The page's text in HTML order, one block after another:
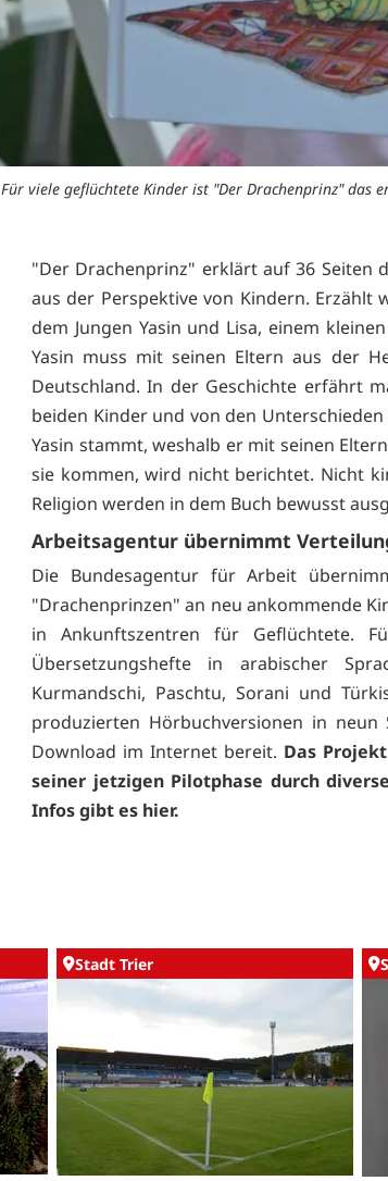
Für viele geflüchtete Kinder ist "Der Drachenprinz" das
"Der Drachenprinz" erklärt auf 36 Seiten
aus der Perspektive von Kindern. Erzählt
dem Jungen Yasin und Lisa, einem
Yasin muss mit seinen Eltern aus der
Deutschland. In der Geschichte erfährt
beiden Kinder und von den
Yasin stammt, weshalb er mit seinen
sie kommen, wird nicht berichtet. Nicht
Religion werden in dem Buch bewusst
Arbeitsagentur übernimmt
Die Bundesagentur für Arbeit
"Drachenprinzen" an neu ankommende
in Ankunftszentren für Geflüchtete.
Übersetzungshefte in arabischer
Kurmandschi, Paschtu, Sorani und
produzierten Hörbuchversionen in neun
Download im Internet bereit. Das
seiner jetzigen Pilotphase durch
Infos gibt es hier.
Stadt Trier